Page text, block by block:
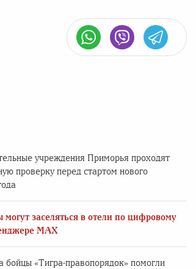
учреждения Приморья проходят
проверку перед стартом нового
заселяться в отели по цифровому
MAX
бойцы «Тигра-правопорядок» помогли